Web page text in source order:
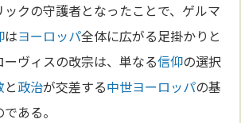
ックの守護者となったことで、ゲルマ
はヨーロッパ全体に広がる足掛かりと
ーヴィスの改宗は、単なる信仰の選択
と政治が交差する中世ヨーロッパの基
ある。